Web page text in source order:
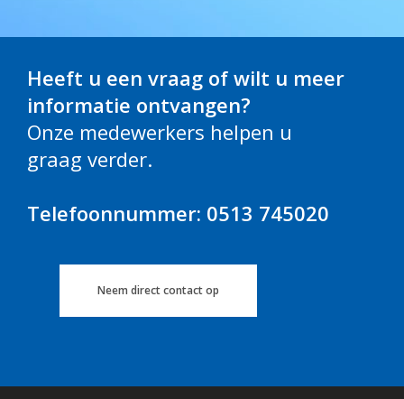
Heeft u een vraag of wilt u meer
informatie ontvangen?
Onze medewerkers helpen u
graag verder.
Telefoonnummer: 0513 745020
Neem direct contact op